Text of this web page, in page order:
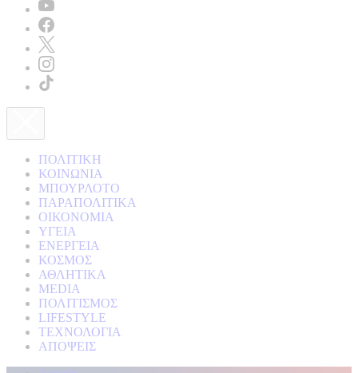
ΠΟΛΙΤΙΚΗ
ΚΟΙΝΩΝΙΑ
ΜΠΟΥΡΛΟΤΟ
ΠΑΡΑΠΟΛΙΤΙΚΑ
ΟΙΚΟΝΟΜΙΑ
ΥΓΕΙΑ
ΕΝΕΡΓΕΙΑ
ΚΟΣΜΟΣ
ΑΘΛΗΤΙΚΑ
MEDIA
ΠΟΛΙΤΙΣΜΟΣ
LIFESTYLE
ΤΕΧΝΟΛΟΓΙΑ
ΑΠΟΨΕΙΣ